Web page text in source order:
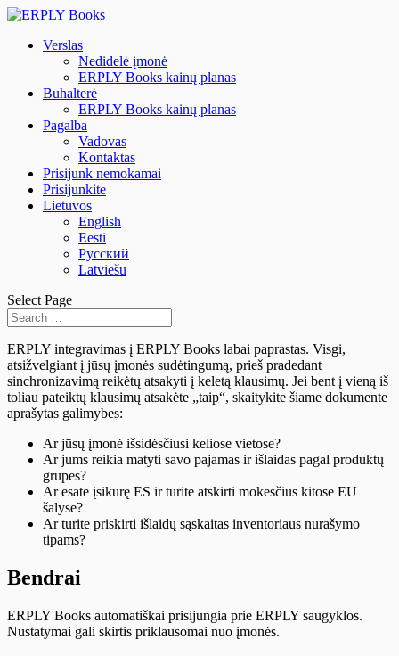
Verslas
Nedidelė įmonė
ERPLY Books kainų planas
Buhalterė
ERPLY Books kainų planas
Pagalba
Vadovas
Kontaktas
Prisijunk nemokamai
Prisijunkite
Lietuvos
English
Eesti
Русский
Latviešu
Select Page
ERPLY integravimas į ERPLY Books labai paprastas. Visgi,
atsižvelgiant į jūsų įmonės sudėtingumą, prieš pradedant
sinchronizavimą reikėtų atsakyti į keletą klausimų. Jei bent į vieną iš
toliau pateiktų klausimų atsakėte „taip“, skaitykite šiame dokumente
aprašytas galimybes:
Ar jūsų įmonė išsidėsčiusi keliose vietose?
Ar jums reikia matyti savo pajamas ir išlaidas pagal produktų
grupes?
Ar esate įsikūrę ES ir turite atskirti mokesčius kitose EU
šalyse?
Ar turite priskirti išlaidų sąskaitas inventoriaus nurašymo
tipams?
Bendrai
ERPLY Books automatiškai prisijungia prie ERPLY saugyklos.
Nustatymai gali skirtis priklausomai nuo įmonės.